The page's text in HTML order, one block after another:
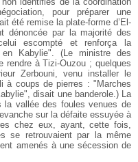
pour préparer une
été remise la plate-forme d’El-
dénoncée par la majorité des
escompté et renforça la
Kabylie". (Le ministre des
rendre à Tizi-Ouzou ; quelques
Zerbouni, venu installer le
à coups de pierres : "Marches
disait une banderole.) La
la vallée des foules venues de
sur la défaite essuyée à
chez eux, ayant, cette fois,
se retrouvaient par la même
amenés à une sécession de